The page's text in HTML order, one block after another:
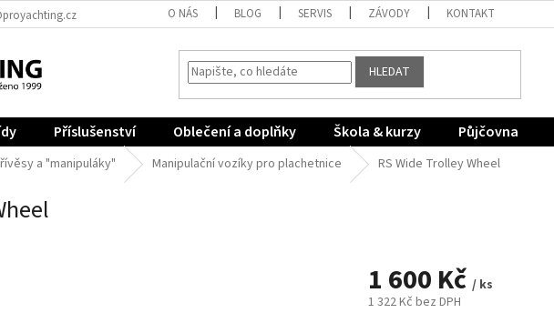
O NÁS BLOG SERVIS ZÁVODY KONTAKT
HLEDAT
Příslušenství Oblečení a doplňky Škola & kurzy Půjčovna
a "manipuláky" Manipulační vozíky pro plachetnice RS Wide Trolley Wheel
1 600 Kč / ks
1 322 Kč bez DPH